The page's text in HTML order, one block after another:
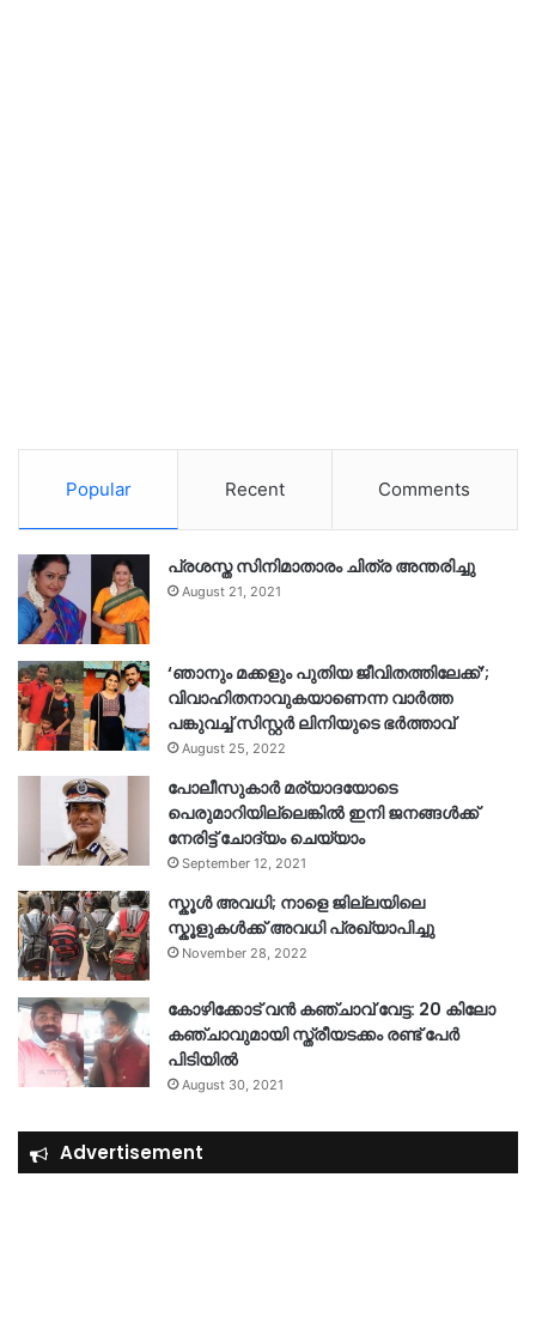
Popular Recent Comments
പ്രശസ്ത സിനിമാതാരം ചിത്ര അന്തരിച്ചു
August 21, 2021
‘ഞാനും മക്കളും പുതിയ ജീവിതത്തിലേക്ക്’;
വിവാഹിതനാവുകയാണെന്ന വാർത്ത
പങ്കുവച്ച് സിസ്റ്റർ ലിനിയുടെ ഭർത്താവ്
August 25, 2022
പോലീസുകാര്‍ മര്യാദയോടെ
പെരുമാറിയില്ലെങ്കില്‍ ഇനി ജനങ്ങള്‍ക്ക്
നേരിട്ട് ചോദ്യം ചെയ്യാം
September 12, 2021
സ്കൂൾ അവധി; നാളെ ജില്ലയിലെ
സ്കൂളുകൾക്ക് അവധി പ്രഖ്യാപിച്ചു
November 28, 2022
കോഴിക്കോട് വൻ കഞ്ചാവ് വേട്ട: 20 കിലോ
കഞ്ചാവുമായി സ്ത്രീയടക്കം രണ്ട് പേർ
പിടിയിൽ
August 30, 2021
Advertisement